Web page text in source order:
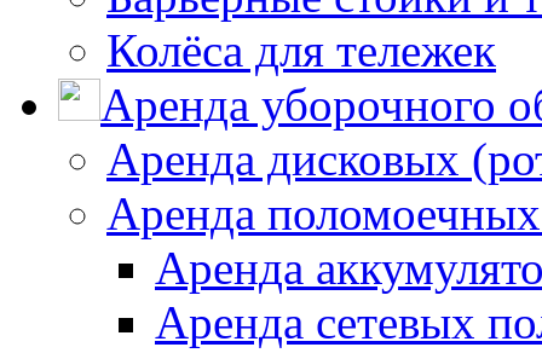
Колёса для тележек
Аренда уборочного
Аренда дисковых
Аренда
Аренда
Аренда сетевых